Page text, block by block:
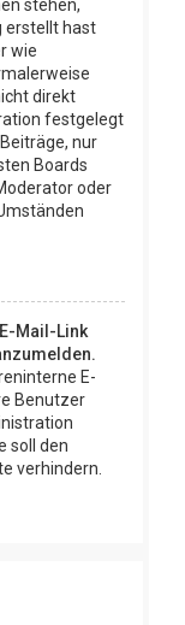
stehen,
erstellt hast
wie
direkt
festgelegt
nur
Boards
oder
Mail-Link
E-
Benutzer
soll den
verhindern.